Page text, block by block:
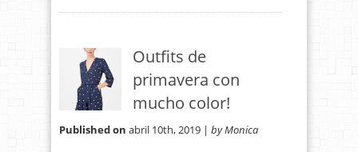
Outfits de
primavera con
mucho color!
Published on abril 10th, 2019 | by Monica